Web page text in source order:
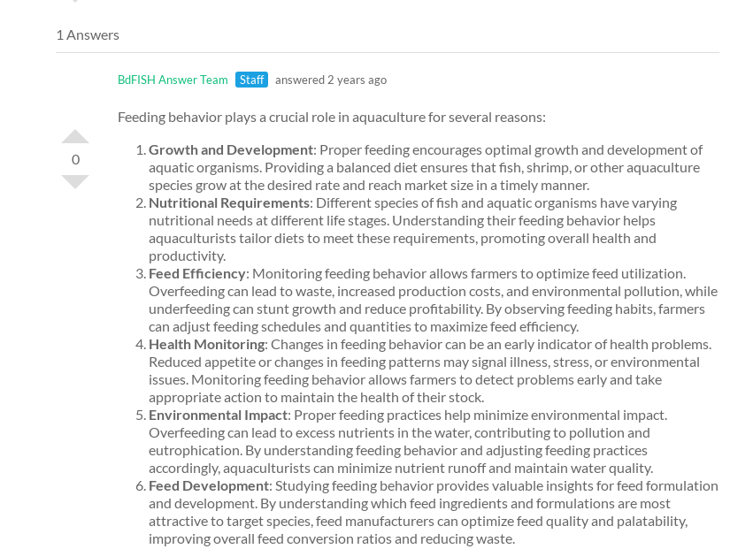
1 Answers
0
BdFISH Answer Team Staff answered 2 years ago
Feeding behavior plays a crucial role in aquaculture for several reasons:
Growth and Development: Proper feeding encourages optimal growth and development of
aquatic organisms. Providing a balanced diet ensures that fish, shrimp, or other aquaculture
species grow at the desired rate and reach market size in a timely manner.
Nutritional Requirements: Different species of fish and aquatic organisms have varying
nutritional needs at different life stages. Understanding their feeding behavior helps
aquaculturists tailor diets to meet these requirements, promoting overall health and
productivity.
Feed Efficiency: Monitoring feeding behavior allows farmers to optimize feed utilization.
Overfeeding can lead to waste, increased production costs, and environmental pollution, while
underfeeding can stunt growth and reduce profitability. By observing feeding habits, farmers
can adjust feeding schedules and quantities to maximize feed efficiency.
Health Monitoring: Changes in feeding behavior can be an early indicator of health problems.
Reduced appetite or changes in feeding patterns may signal illness, stress, or environmental
issues. Monitoring feeding behavior allows farmers to detect problems early and take
appropriate action to maintain the health of their stock.
Environmental Impact: Proper feeding practices help minimize environmental impact.
Overfeeding can lead to excess nutrients in the water, contributing to pollution and
eutrophication. By understanding feeding behavior and adjusting feeding practices
accordingly, aquaculturists can minimize nutrient runoff and maintain water quality.
Feed Development: Studying feeding behavior provides valuable insights for feed formulation
and development. By understanding which feed ingredients and formulations are most
attractive to target species, feed manufacturers can optimize feed quality and palatability,
improving overall feed conversion ratios and reducing waste.